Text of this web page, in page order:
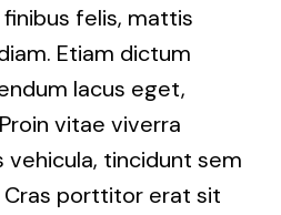
felis, mattis
Etiam dictum
lacus eget,
vitae viverra
vehicula, tincidunt sem
Cras porttitor erat sit